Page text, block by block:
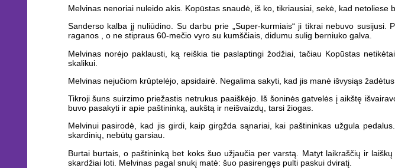
Melvinas nenoriai nuleido akis. Kopūstas snaudė, iš ko, tikriausiai, sekė, kad netoliese
Sanderso kalba jį nuliūdino. Su darbu prie „Super-kurmiais“ ji tikrai nebuvo
raganos , o ne stipraus 60-mečio vyro su kumščiais, didumu sulig berniuko galva.
Melvinas norėjo paklausti, ką reiškia tie paslaptingi žodžiai, tačiau Kopūstas
skalikui.
Melvinas nejučiom krūptelėjo, apsidairė. Negalima sakyti, kad jis manė išvysiąs
Tikroji šuns suirzimo priežastis netrukus paaiškėjo. Iš šoninės gatvelės į aikštę
buvo pasakyti ir apie paštininką, aukštą ir neišvaizdų, tarsi žiogas.
Melvinui pasirodė, kad jis girdi, kaip girgžda sąnariai, kai paštininkas užgula
skardinių, nebūtų garsiau.
Burtai burtais, o paštininką bet koks šuo užjaučia per varstą. Matyt laikraščių ir
skardžiai loti. Melvinas pagal snukį matė: šuo pasirengęs pulti paskui dviratį.